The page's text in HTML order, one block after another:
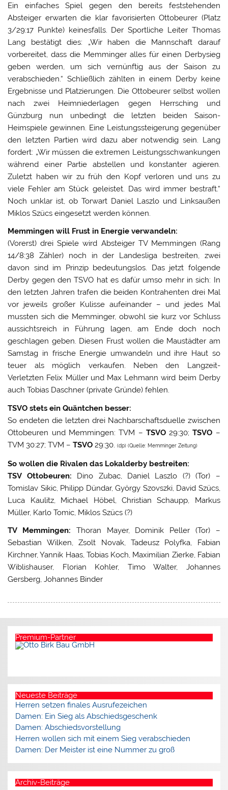
Ein einfaches Spiel gegen den bereits feststehenden
Absteiger erwarten die klar favorisierten Ottobeurer (Platz
3/29:17 Punkte) keinesfalls. Der Sportliche Leiter Thomas
Lang bestätigt dies: „Wir haben die Mannschaft darauf
vorbereitet, dass die Memminger alles für einen Derbysieg
geben werden, um sich vernünftig aus der Saison zu
verabschieden.“ Schließlich zählten in einem Derby keine
Ergebnisse und Platzierungen. Die Ottobeurer selbst wollen
nach zwei Heimniederlagen gegen Herrsching und
Günzburg nun unbedingt die letzten beiden Saison-
Heimspiele gewinnen. Eine Leistungssteigerung gegenüber
den letzten Partien wird dazu aber notwendig sein. Lang
fordert: „Wir müssen die extremen Leistungsschwankungen
während einer Partie abstellen und konstanter agieren.
Zuletzt haben wir zu früh den Kopf verloren und uns zu
viele Fehler am Stück geleistet. Das wird immer bestraft.“
Noch unklar ist, ob Torwart Daniel Laszlo und Linksaußen
Miklos Szücs eingesetzt werden können.
Memmingen will Frust in Energie verwandeln:
(Vorerst) drei Spiele wird Absteiger TV Memmingen (Rang
14/8:38 Zähler) noch in der Landesliga bestreiten, zwei
davon sind im Prinzip bedeutungslos. Das jetzt folgende
Derby gegen den TSVO hat es dafür umso mehr in sich: In
den letzten Jahren trafen die beiden Kontrahenten drei Mal
vor jeweils großer Kulisse aufeinander – und jedes Mal
mussten sich die Memminger, obwohl sie kurz vor Schluss
aussichtsreich in Führung lagen, am Ende doch noch
geschlagen geben. Diesen Frust wollen die Maustädter am
Samstag in frische Energie umwandeln und ihre Haut so
teuer als möglich verkaufen. Neben den Langzeit-
Verletzten Felix Müller und Max Lehmann wird beim Derby
auch Tobias Daschner (private Gründe) fehlen.
TSVO stets ein Quäntchen besser:
So endeten die letzten drei Nachbarschaftsduelle zwischen
Ottobeuren und Memmingen: TVM – TSVO29:30;TSVO –
TVM 30:27; TVM –TSVO 29:30. (dp) (Quelle: Memminger Zeitung)
So wollen die Rivalen das Lokalderby bestreiten:
TSV Ottobeuren: Dino Zubac, Daniel Laszlo (?) (Tor) –
Tomislav Sikic, Philipp Dündar, György Szovszki, David Szücs,
Luca Kaulitz, Michael Höbel, Christian Schaupp, Markus
Müller, Karlo Tomic, Miklos Szücs (?)
TV Memmingen: Thoran Mayer, Dominik Peller (Tor) –
Sebastian Wilken, Zsolt Novak, Tadeusz Polyfka, Fabian
Kirchner, Yannik Haas, Tobias Koch, Maximilian Zierke, Fabian
Wiblishauser, Florian Kohler, Timo Walter, Johannes
Gersberg, Johannes Binder
Premium-Partner
Neueste Beiträge
Herren setzen finales Ausrufezeichen
Damen: Ein Sieg als Abschiedsgeschenk
Damen: Abschiedsvorstellung
Herren wollen sich mit einem Sieg verabschieden
Damen: Der Meister ist eine Nummer zu groß
Archiv-Beiträge